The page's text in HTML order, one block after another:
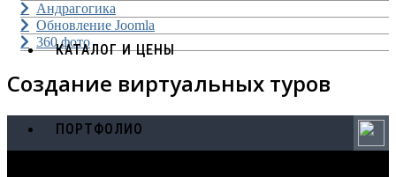
КАТАЛОГ И ЦЕНЫ
ПОРТФОЛИО
Андрагогика
Обновление Joomla
360 фото
Создание виртуальных туров